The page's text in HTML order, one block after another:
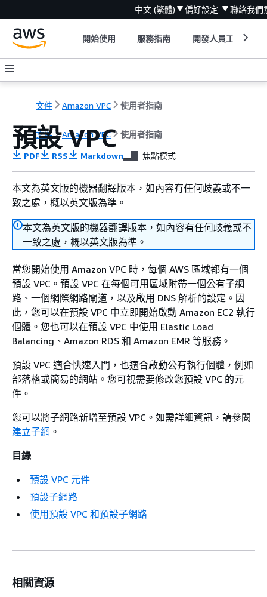
中文 (繁體) 偏好設定 聯絡我們
開始使用 服務指南 開發人員工具
文件 Amazon VPC 使用者指南
文件 Amazon VPC 使用者指南
預設 VPC
PDF RSS Markdown 焦點模式
本文為英文版的機器翻譯版本，如內容有任何歧義或不一
致之處，概以英文版為準。
本文為英文版的機器翻譯版本，如內容有任何歧義或不
一致之處，概以英文版為準。
當您開始使用 Amazon VPC 時，每個 AWS 區域都有一個
預設 VPC。預設 VPC 在每個可用區域附帶一個公有子網
路、一個網際網路閘道，以及啟用 DNS 解析的設定。因
此，您可以在預設 VPC 中立即開始啟動 Amazon EC2 執行
個體。您也可以在預設 VPC 中使用 Elastic Load
Balancing、Amazon RDS 和 Amazon EMR 等服務。
預設 VPC 適合快速入門，也適合啟動公有執行個體，例如
部落格或簡易的網站。您可視需要修改您預設 VPC 的元
件。
您可以將子網路新增至預設 VPC。如需詳細資訊，請參閱
建立子網 。
目錄
預設 VPC 元件
預設子網路
使用預設 VPC 和預設子網路
相關資源